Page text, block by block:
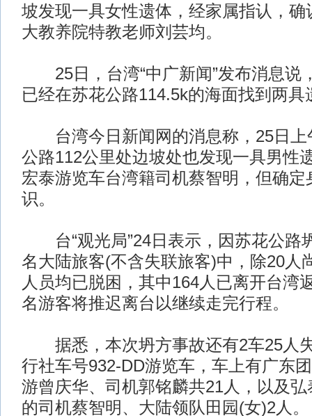
坡发现一具女性遗体，经家属指认，确
大教养院特教老师刘芸均。
25日，台湾“中广新闻”发布消息说
已经在苏花公路114.5k的海面找到两具
台湾今日新闻网的消息称，25日上
公路112公里处边坡处也发现一具男性
宏泰游览车台湾籍司机蔡智明，但确定
识。
台“观光局”24日表示，因苏花公路
名大陆旅客(不含失联旅客)中，除20人
人员均已脱困，其中164人已离开台湾
名游客将推迟离台以继续走完行程。
据悉，本次坍方事故还有2车25人
行社车号932-DD游览车，车上有广东
游曾庆华、司机郭铭麟共21人，以及
的司机蔡智明、大陆领队田园(女)2人。